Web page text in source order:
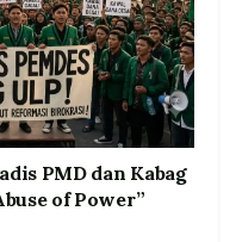
PMD dan Kabag
of Power”